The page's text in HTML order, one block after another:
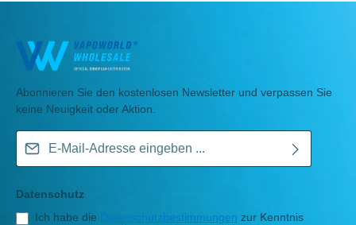
Abonnieren Sie den kostenlosen Newsletter und verpassen Sie
keine Neuigkeit oder Aktion.
Datenschutz
Ich habe die Datenschutzbestimmungen zur Kenntnis